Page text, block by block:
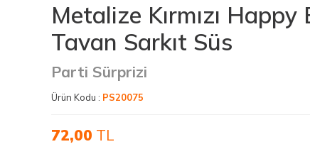
Metalize Kırmızı
Tavan Sarkıt Süs
Parti Sürprizi
Ürün Kodu : PS20075
72,00 TL